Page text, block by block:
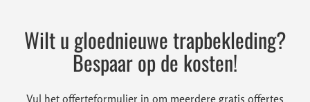
Wilt u gloednieuwe trapbekleding?
Bespaar op de kosten!
Vul het offerteformulier in om meerdere gratis offertes